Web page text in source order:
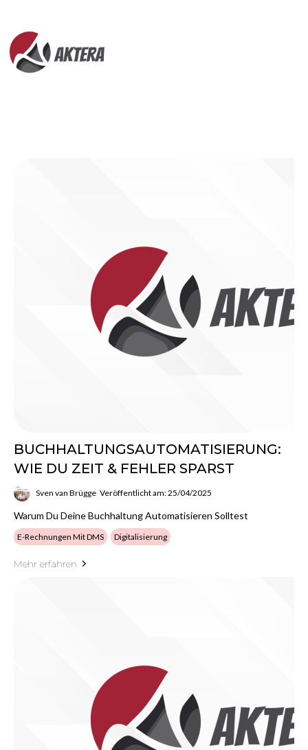
BUCHHALTUNGSAUTOMATISIERUNG:
WIE DU ZEIT & FEHLER SPARST
Sven van Brügge Veröffentlicht am: 25/04/2025
Warum Du Deine Buchhaltung Automatisieren Solltest
E-Rechnungen Mit DMS Digitalisierung
Mehr erfahren